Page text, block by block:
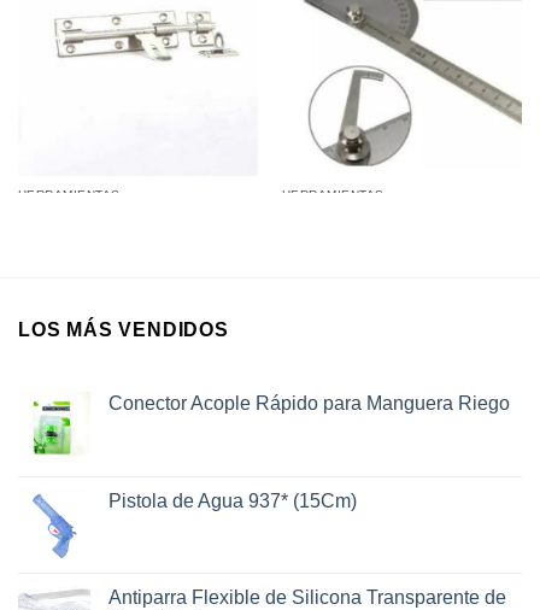
HERRAMIENTAS HERRAMIENTAS
LOS MÁS VENDIDOS
Conector Acople Rápido para Manguera Riego
Pistola de Agua 937* (15Cm)
Antiparra Flexible de Silicona Transparente de